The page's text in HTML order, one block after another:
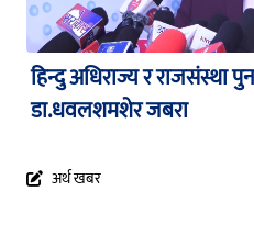
हिन्दु अधिराज्य र राजसंस्था
डा.धवलशमशेर जबरा
अर्थ खबर